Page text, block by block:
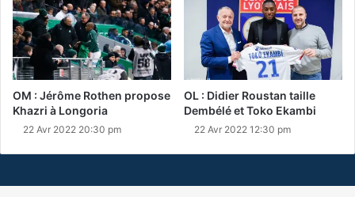
OM : Jérôme Rothen propose
Khazri à Longoria
22 Avr 2022 20:30 pm
OL : Didier Roustan taille
Dembélé et Toko Ekambi
22 Avr 2022 12:30 pm